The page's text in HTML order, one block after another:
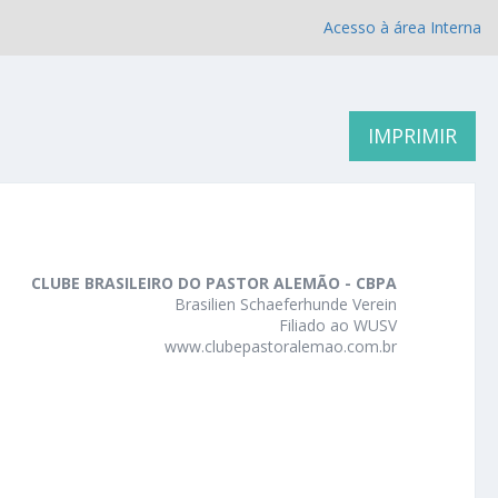
Acesso à área Interna
IMPRIMIR
CLUBE BRASILEIRO DO PASTOR ALEMÃO - CBPA
Brasilien Schaeferhunde Verein
Filiado ao WUSV
www.clubepastoralemao.com.br